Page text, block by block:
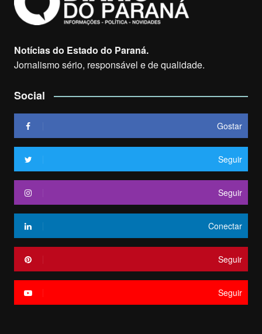
Notícias do Estado do Paraná.
Jornalismo sério, responsável e de qualidade.
Social
Gostar
Seguir
Seguir
Conectar
Seguir
Seguir